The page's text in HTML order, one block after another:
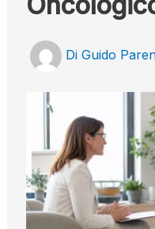
Di Guido